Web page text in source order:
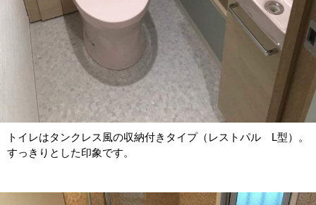
トイレはタンクレス風の収納付きタイプ（レストパル L型）。
すっきりとした印象です。